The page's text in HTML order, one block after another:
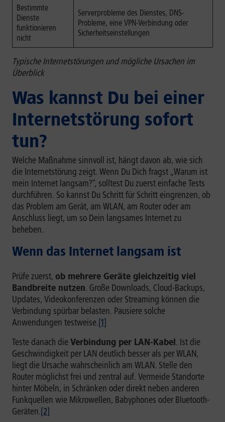
Bestimmte
Dienste
funktionieren
nicht
Serverprobleme des Dienstes, DNS-
Probleme, eine VPN-Verbindung oder
Sicherheitseinstellungen
Typische Internetstörungen und mögliche Ursachen im
Überblick
Was kannst Du bei einer
Internetstörung sofort
tun?
Welche Maßnahme sinnvoll ist, hängt davon ab, wie sich
die Internetstörung zeigt. Wenn Du Dich fragst „Warum ist
mein Internet langsam?“, solltest Du zuerst einfache Tests
durchführen. So kannst Du Schritt für Schritt eingrenzen, ob
das Problem am Gerät, am WLAN, am Router oder am
Anschluss liegt, um so Dein langsames Internet zu
beheben.
Wenn das Internet langsam ist
Prüfe zuerst, ob mehrere Geräte gleichzeitig viel
Bandbreite nutzen. Große Downloads, Cloud-Backups,
Updates, Videokonferenzen oder Streaming können die
Verbindung spürbar belasten. Pausiere solche
Anwendungen testweise.[1]
Teste danach dieVerbindung per LAN-Kabel. Ist die
Geschwindigkeit per LAN deutlich besser als per WLAN,
liegt die Ursache wahrscheinlich am WLAN. Stelle den
Router möglichst frei und zentral auf. Vermeide Standorte
hinter Möbeln, in Schränken oder direkt neben anderen
Funkquellen wie Mikrowellen, Babyphones oder Bluetooth-
Geräten.[2]